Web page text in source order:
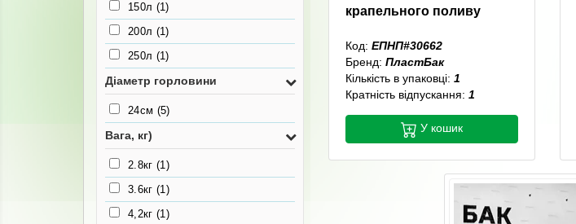
150л (1)
200л (1)
250л (1)
Діаметр горловини
24см (5)
Вага, кг)
2.8кг (1)
3.6кг (1)
4,2кг (1)
крапельного поливу
Код: ЕПНП#30662
Бренд: ПластБак
Кількість в упаковці: 1
Кратність відпускання: 1
У кошик